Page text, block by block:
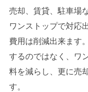
売却、賃貸、駐車場
ワンストップで対応
費用は削減出来ます。
するのではなく、ワ
料を減らし、更に売
す。